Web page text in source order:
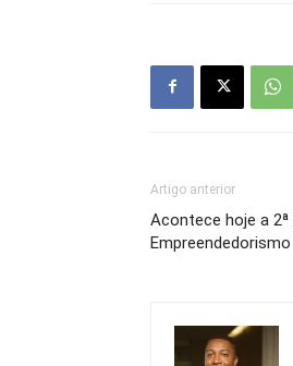
Artigo anterior
Acontece hoje a 2ª
Empreendedorismo